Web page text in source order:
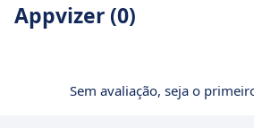
Appvizer (0)
Sem avaliação, seja o